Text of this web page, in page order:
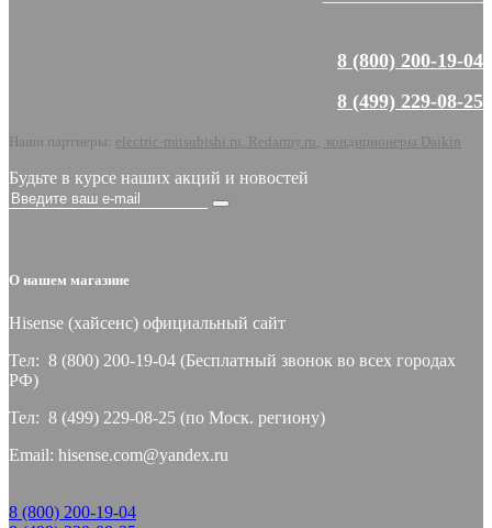
8 (800) 200-19-04
8 (499) 229-08-25
Наши партнеры: electric-mitsubishi.ru Redarmy.ru кондиционеры Daikin
Будьте в курсе наших акций и новостей
О нашем магазине
Hisense (хайсeнс) официальный сайт
Тел: 8 (800) 200-19-04 (Бесплатный звонок во всех городах
РФ)
Тел: 8 (499) 229-08-25 (по Моск. региону)
Email: hisense.com@yandex.ru
8 (800) 200-19-04